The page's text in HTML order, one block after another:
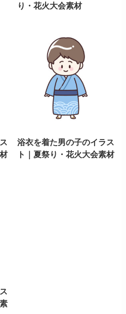
り・花火大会素材
浴衣を着た男の子のイラス
ト｜夏祭り・花火大会素材